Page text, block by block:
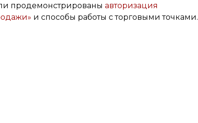
продемонстрированы авторизация
и способы работы с торговыми точками.